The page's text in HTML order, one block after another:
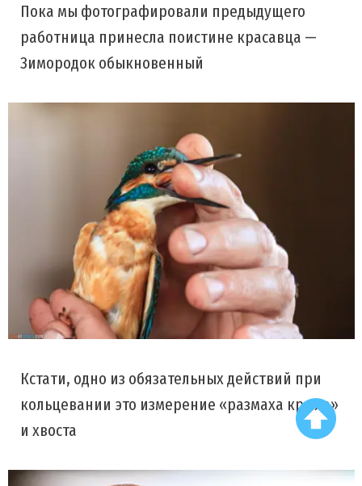
Пока мы фотографировали предыдущего
работница принесла поистине красавца —
Зимородок обыкновенный
Кстати, одно из обязательных действий при
кольцевании это измерение «размаха крыла»
и хвоста